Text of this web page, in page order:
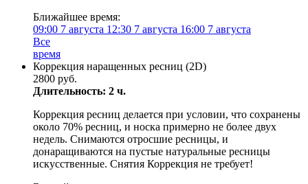
Ближайшее время:
09:00 7 августа 12:30 7 августа 16:00 7 августа
Все
время
Коррекция наращенных ресниц (2D)
2800 руб.
Длительность: 2 ч.
Коррекция ресниц делается при условии, что сохранены
около 70% ресниц, и носка примерно не более двух
недель. Снимаются отросшие ресницы, и
донаращиваются на пустые натуральные ресницы
искусственные. Снятия Коррекция не требует!